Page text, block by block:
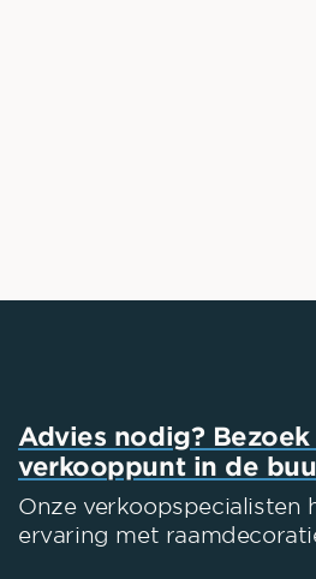
Advies nodig? Bezoek
verkooppunt in de
Onze verkoopspecialisten
ervaring met